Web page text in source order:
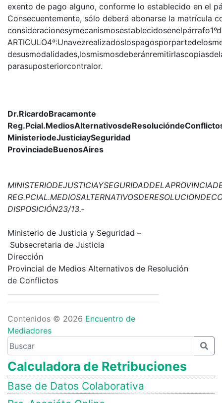
exento de pago alguno, conforme lo establecido en el
Consecuentemente, sólo deberá abonarse la matrícula
parasuposteriorcontralor.
Dr.RicardoBracamonte
MinisteriodeJusticiaySeguridad
ProvinciadeBuenosAires
DISPOSICIÓN23/13.‐
Ministerio de Justicia y Seguridad –
Subsecretaria de Justicia
Dirección
Provincial de Medios Alternativos de Resolución
de Conflictos
Contenidos © 2026 Encuentro de
Mediadores
Calculadora de Retribuciones
Base de Datos Colaborativa